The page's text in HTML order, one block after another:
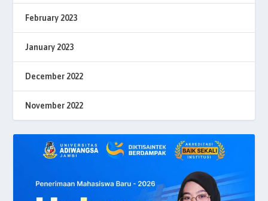
February 2023
January 2023
December 2022
November 2022